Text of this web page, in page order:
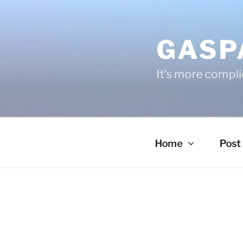
It's more
Home